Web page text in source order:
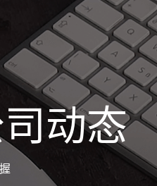
动态